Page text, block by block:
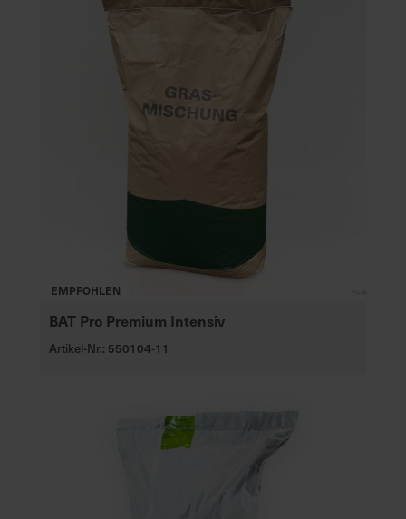
EMPFOHLEN
BAT Pro Premium Intensiv
Artikel-Nr.: 550104-11